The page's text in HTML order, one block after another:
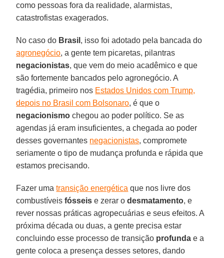
como pessoas fora da realidade, alarmistas,
catastrofistas exagerados.
No caso do Brasil , isso foi adotado pela bancada do
agronegócio, a gente tem picaretas, pilantras
negacionistas, que vem do meio acadêmico e que
são fortemente bancados pelo agronegócio. A
tragédia, primeiro nos Estados Unidos com Trump,
depois no Brasil com Bolsonaro, é que o
negacionismo chegou ao poder político. Se as
agendas já eram insuficientes, a chegada ao poder
desses governantes negacionistas, compromete
seriamente o tipo de mudança profunda e rápida que
estamos precisando.
Fazer umatransição energética que nos livre dos
combustíveisfósseis e zerar odesmatamento, e
rever nossas práticas agropecuárias e seus efeitos. A
próxima década ou duas, a gente precisa estar
concluindo esse processo de transição profunda e a
gente coloca a presença desses setores, dando